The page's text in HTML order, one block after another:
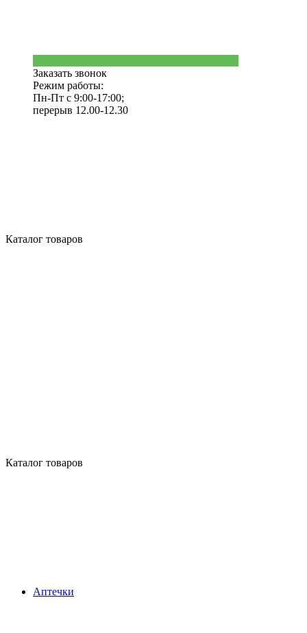
Заказать звонок
Режим работы:
Пн-Пт с 9:00-17:00;
перерыв 12.00-12.30
Каталог товаров
Каталог товаров
Аптечки